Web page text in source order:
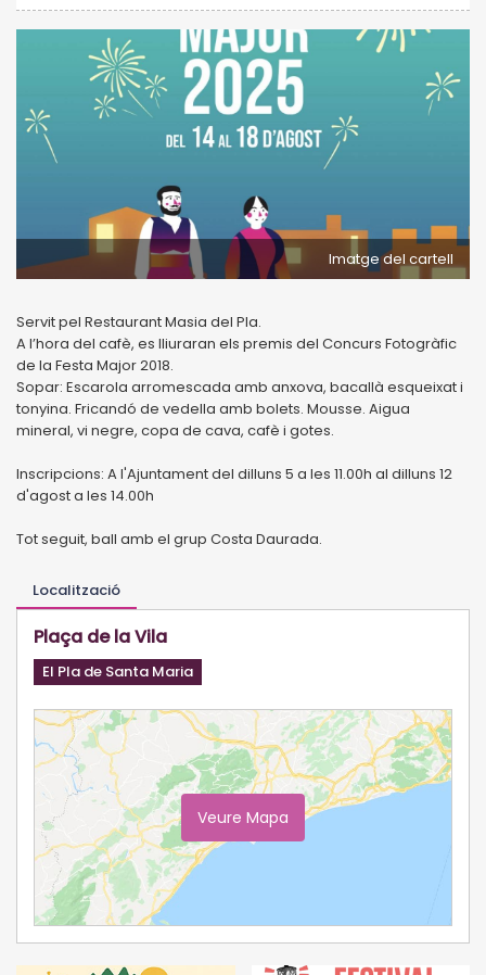
Imatge del cartell
Servit pel Restaurant Masia del Pla.
A l’hora del cafè, es lliuraran els premis del Concurs Fotogràfic
de la Festa Major 2018.
Sopar: Escarola arromescada amb anxova, bacallà esqueixat i
tonyina. Fricandó de vedella amb bolets. Mousse. Aigua
mineral, vi negre, copa de cava, cafè i gotes.
Inscripcions: A l'Ajuntament del dilluns 5 a les 11.00h al dilluns 12
d'agost a les 14.00h
Tot seguit, ball amb el grup Costa Daurada.
Localització
Plaça de la Vila
El Pla de Santa Maria
Veure Mapa